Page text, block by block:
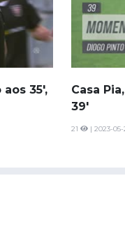
aos 35',
Casa
39'
21 | 2023-05-